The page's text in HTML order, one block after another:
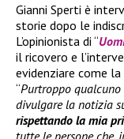
Gianni Sperti è
storie dopo le
L’opinionista di “
il ricovero e
evidenziare come
“Purtroppo qualcuno
divulgare la notizia
rispettando la mia
tutte le persone che,